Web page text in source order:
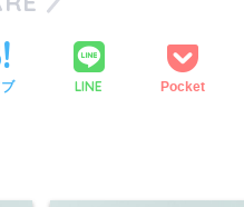
LINE Pocket